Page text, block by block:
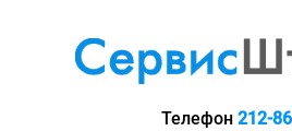
Телефон 212-